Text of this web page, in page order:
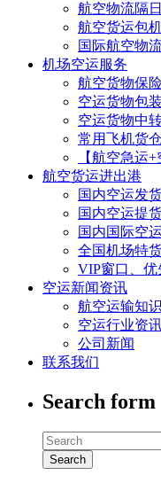
航空物流隔
航空货运包
国际航空物
机场空运服务
航空货物保
空运货物包装
空运货物中
常用飞机货
【航空急运
航空货运进出港
国内空运发
国内空运提
国内国际空
全国机场特
VIP窗口、
空运新闻资讯
航空运输知识
空运行业资
公司新闻
联系我们
Search form
Search